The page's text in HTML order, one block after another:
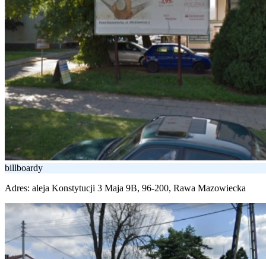
billboardy
Adres: aleja Konstytucji 3 Maja 9B, 96-200, Rawa Mazowiecka